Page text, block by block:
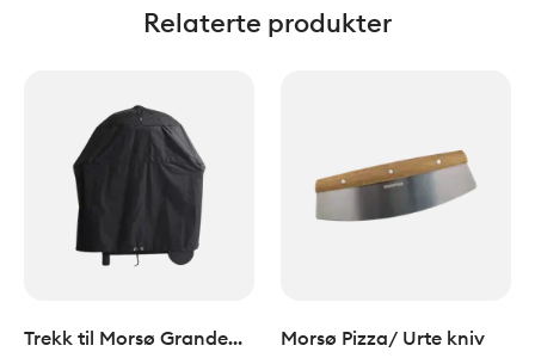
Relaterte produkter
Trekk til Morsø Grande
Morsø Pizza/ Urte kniv